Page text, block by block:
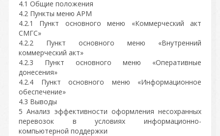
4.1 Общие положения
4.2 Пункты меню АРМ
4.2.1 Пункт основного меню «Коммерческий акт
СМГС»
4.2.2 Пункт основного меню «Внутренний
коммерческий акт»
4.2.3 Пункт основного меню «Оперативные
донесения»
4.2.4 Пункт основного меню «Информационное
обеспечение»
4.3 Выводы
5 Анализ эффективности оформления несохранных
перевозок в условиях информационно-
компьютерной поддержки